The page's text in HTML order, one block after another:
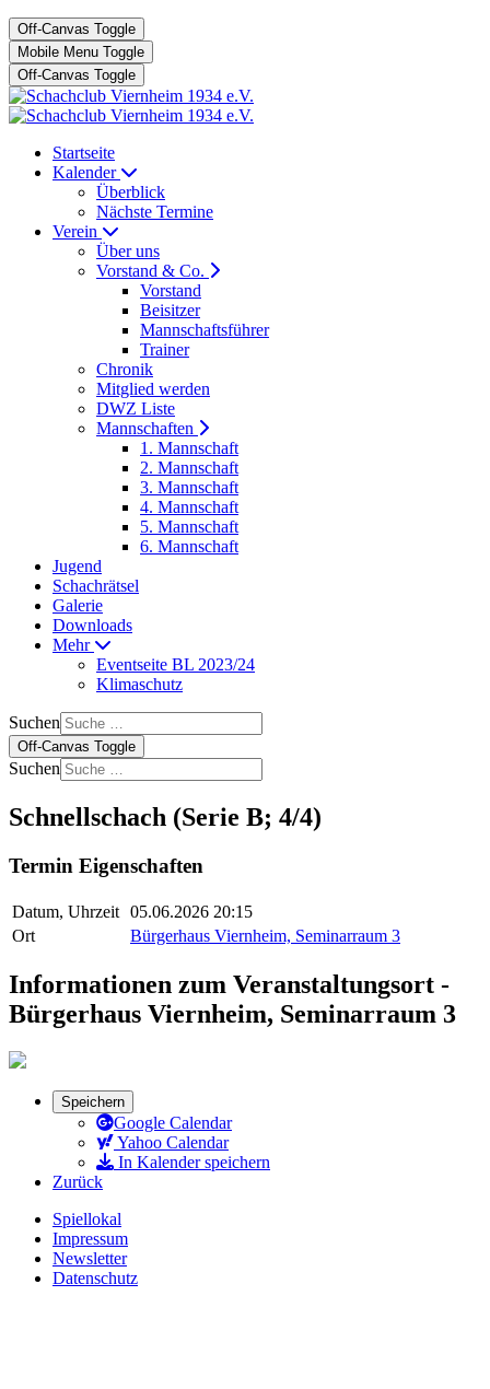
Off-Canvas Toggle
Mobile Menu Toggle
Off-Canvas Toggle
Startseite
Kalender
Überblick
Nächste Termine
Verein
Über uns
Vorstand & Co.
Vorstand
Beisitzer
Mannschaftsführer
Trainer
Chronik
Mitglied werden
DWZ Liste
Mannschaften
1. Mannschaft
2. Mannschaft
3. Mannschaft
4. Mannschaft
5. Mannschaft
6. Mannschaft
Jugend
Schachrätsel
Galerie
Downloads
Mehr
Eventseite BL 2023/24
Klimaschutz
Suchen
Off-Canvas Toggle
Suchen
Schnellschach (Serie B; 4/4)
Termin Eigenschaften
Datum, Uhrzeit 05.06.2026 20:15
Ort
Bürgerhaus Viernheim, Seminarraum 3
Informationen zum Veranstaltungsort -
Bürgerhaus Viernheim, Seminarraum 3
Speichern
Google Calendar
Yahoo Calendar
In Kalender speichern
Zurück
Spiellokal
Impressum
Newsletter
Datenschutz